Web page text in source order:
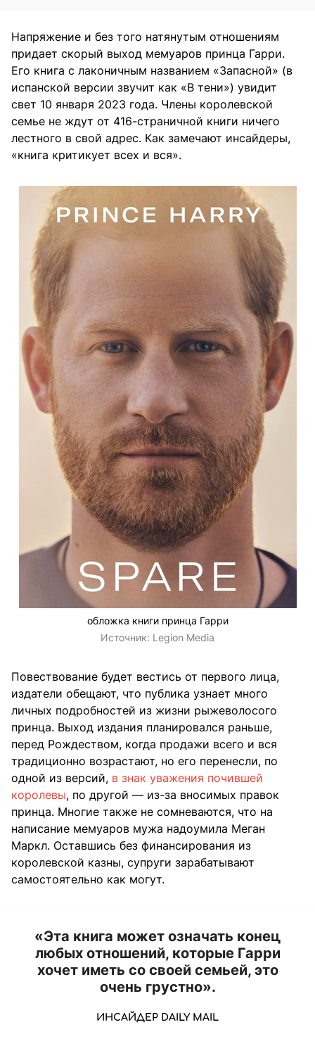
Напряжение и без того натянутым отношениям
придает скорый выход мемуаров принца Гарри.
Его книга с лаконичным названием «Запасной» (в
испанской версии звучит как «В тени») увидит
свет 10 января 2023 года. Члены королевской
семье не ждут от 416-страничной книги ничего
лестного в свой адрес. Как замечают инсайдеры,
«книга критикует всех и вся».
обложка книги принца Гарри
Источник: Legion Media
Повествование будет вестись от первого лица,
издатели обещают, что публика узнает много
личных подробностей из жизни рыжеволосого
принца. Выход издания планировался раньше,
перед Рождеством, когда продажи всего и вся
традиционно возрастают, но его перенесли, по
одной из версий, в знак уважения почившей
королевы, по другой — из-за вносимых правок
принца. Многие также не сомневаются, что на
написание мемуаров мужа надоумила Меган
Маркл. Оставшись без финансирования из
королевской казны, супруги зарабатывают
самостоятельно как могут.
«Эта книга может означать конец
любых отношений, которые Гарри
хочет иметь со своей семьей, это
очень грустно».
ИНСАЙДЕР DAILY MAIL